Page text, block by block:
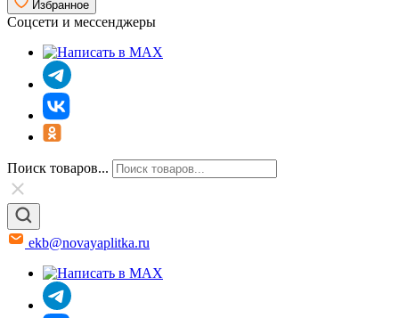
Избранное
Соцсети и мессенджеры
Поиск товаров...
ekb@novayaplitka.ru